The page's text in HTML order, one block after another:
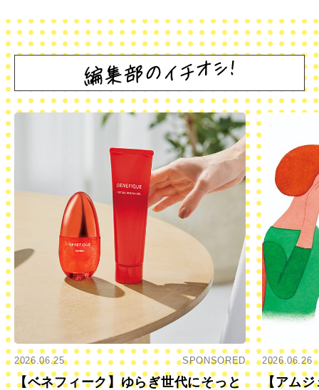
2026.06.25 SPONSORED
【ベネフィーク】ゆらぎ世代にそっと
2026.06.26
【アムジ